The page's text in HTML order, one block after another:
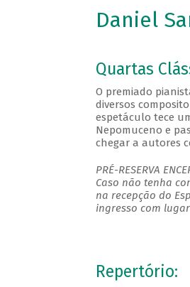
Daniel
Quartas
O premiado
diversos
espetáculo tece
Nepomuceno e
chegar a autores
PRÉ-RESERVA
Caso não tenha
na recepção do
ingresso com
Repertório: